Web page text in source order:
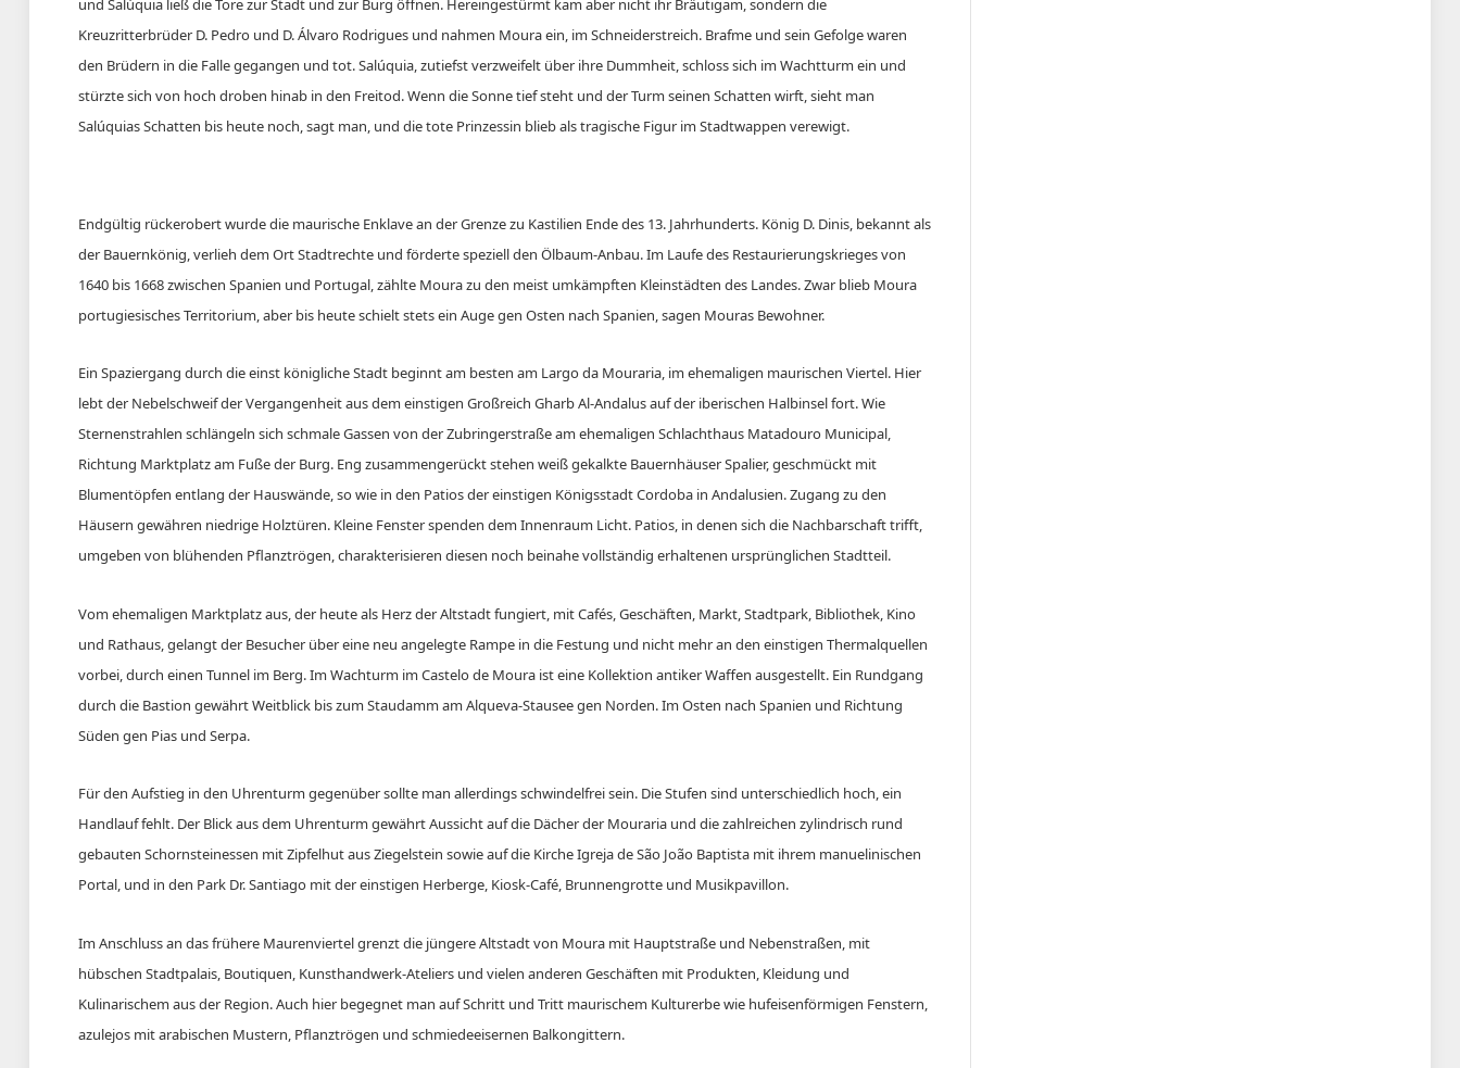
und Salúquia ließ die Tore zur Stadt und zur Burg öffnen. Hereingestürmt kam aber nicht ihr Bräutigam, sondern die
Kreuzritterbrüder D. Pedro und D. Álvaro Rodrigues und nahmen Moura ein, im Schneiderstreich. Brafme und sein Gefolge waren
den Brüdern in die Falle gegangen und tot. Salúquia, zutiefst verzweifelt über ihre Dummheit, schloss sich im Wachtturm ein und
stürzte sich von hoch droben hinab in den Freitod. Wenn die Sonne tief steht und der Turm seinen Schatten wirft, sieht man
Salúquias Schatten bis heute noch, sagt man, und die tote Prinzessin blieb als tragische Figur im Stadtwappen verewigt.
Endgültig rückerobert wurde die maurische Enklave an der Grenze zu Kastilien Ende des 13. Jahrhunderts. König D. Dinis, bekannt als
der Bauernkönig, verlieh dem Ort Stadtrechte und förderte speziell den Ölbaum-Anbau. Im Laufe des Restaurierungskrieges von
1640 bis 1668 zwischen Spanien und Portugal, zählte Moura zu den meist umkämpften Kleinstädten des Landes. Zwar blieb Moura
portugiesisches Territorium, aber bis heute schielt stets ein Auge gen Osten nach Spanien, sagen Mouras Bewohner.
Ein Spaziergang durch die einst königliche Stadt beginnt am besten am Largo da Mouraria, im ehemaligen maurischen Viertel. Hier
lebt der Nebelschweif der Vergangenheit aus dem einstigen Großreich Gharb Al-Andalus auf der iberischen Halbinsel fort. Wie
Sternenstrahlen schlängeln sich schmale Gassen von der Zubringerstraße am ehemaligen Schlachthaus Matadouro Municipal,
Richtung Marktplatz am Fuße der Burg. Eng zusammengerückt stehen weiß gekalkte Bauernhäuser Spalier, geschmückt mit
Blumentöpfen entlang der Hauswände, so wie in den Patios der einstigen Königsstadt Cordoba in Andalusien. Zugang zu den
Häusern gewähren niedrige Holztüren. Kleine Fenster spenden dem Innenraum Licht. Patios, in denen sich die Nachbarschaft trifft,
umgeben von blühenden Pflanztrögen, charakterisieren diesen noch beinahe vollständig erhaltenen ursprünglichen Stadtteil.
Vom ehemaligen Marktplatz aus, der heute als Herz der Altstadt fungiert, mit Cafés, Geschäften, Markt, Stadtpark, Bibliothek, Kino
und Rathaus, gelangt der Besucher über eine neu angelegte Rampe in die Festung und nicht mehr an den einstigen Thermalquellen
vorbei, durch einen Tunnel im Berg. Im Wachturm im Castelo de Moura ist eine Kollektion antiker Waffen ausgestellt. Ein Rundgang
durch die Bastion gewährt Weitblick bis zum Staudamm am Alqueva-Stausee gen Norden. Im Osten nach Spanien und Richtung
Süden gen Pias und Serpa.
Für den Aufstieg in den Uhrenturm gegenüber sollte man allerdings schwindelfrei sein. Die Stufen sind unterschiedlich hoch, ein
Handlauf fehlt. Der Blick aus dem Uhrenturm gewährt Aussicht auf die Dächer der Mouraria und die zahlreichen zylindrisch rund
gebauten Schornsteinessen mit Zipfelhut aus Ziegelstein sowie auf die Kirche Igreja de São João Baptista mit ihrem manuelinischen
Portal, und in den Park Dr. Santiago mit der einstigen Herberge, Kiosk-Café, Brunnengrotte und Musikpavillon.
Im Anschluss an das frühere Maurenviertel grenzt die jüngere Altstadt von Moura mit Hauptstraße und Nebenstraßen, mit
hübschen Stadtpalais, Boutiquen, Kunsthandwerk-Ateliers und vielen anderen Geschäften mit Produkten, Kleidung und
Kulinarischem aus der Region. Auch hier begegnet man auf Schritt und Tritt maurischem Kulturerbe wie hufeisenförmigen Fenstern,
azulejos mit arabischen Mustern, Pflanztrögen und schmiedeeisernen Balkongittern.